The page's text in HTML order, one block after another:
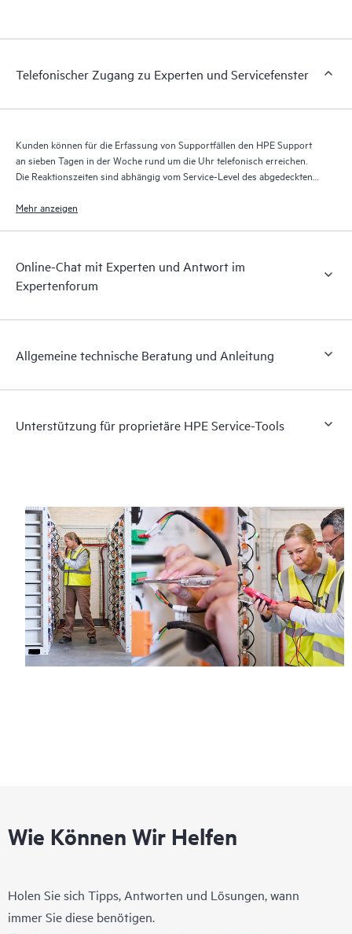
Supportverträgen liefert, die durch den HPE Tech Care Service
Verwaltung ihrer Assets. Sie sehen auf einen Blick, welche
interagieren. Mit neuen Self-Service-Tools können Kunden
selbst ausführen und ein Portal mit sorgfältig
zusammengestellten Wissensressourcen nutzen. HPE Tech Care
Beitrag für Operational Excellence und Leistungsoptimierung
vom Edge bis zur Cloud leisten.
Telefonischer Zugang zu Experten und Servicefenster
Kunden können für die Erfassung von Supportfällen den HPE Support
an sieben Tagen in der Woche rund um die Uhr telefonisch erreichen.
Die Reaktionszeiten sind abhängig vom Service-Level des abgedeckten
Mehr anzeigen
Online-Chat mit Experten und Antwort im
Expertenforum
Allgemeine technische Beratung und Anleitung
Unterstützung für proprietäre HPE Service-Tools
Wie Können Wir Helfen
Holen Sie sich Tipps, Antworten und Lösungen, wann
immer Sie diese benötigen.